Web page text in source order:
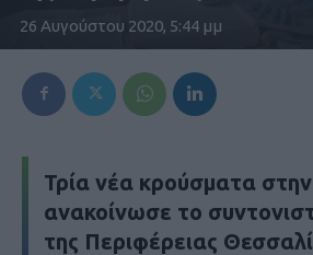
26 Αυγούστου 2020, 5:44 μμ
Τρία νέα κρούσματα
ανακοίνωσε το
της Περιφέρειας